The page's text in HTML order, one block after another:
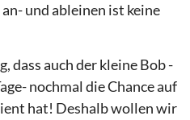
und ableinen ist keine
dass auch der kleine Bob -
nochmal die Chance auf
hat! Deshalb wollen wir